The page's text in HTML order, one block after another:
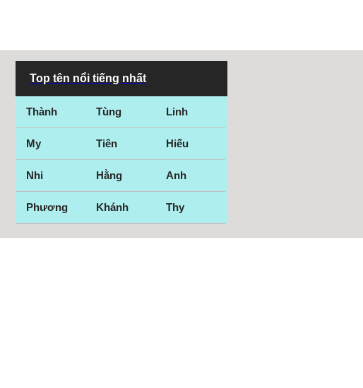
Top tên nổi tiếng nhất
Thành Tùng Linh
My Tiên Hiếu
Nhi Hằng Anh
Phương Khánh Thy